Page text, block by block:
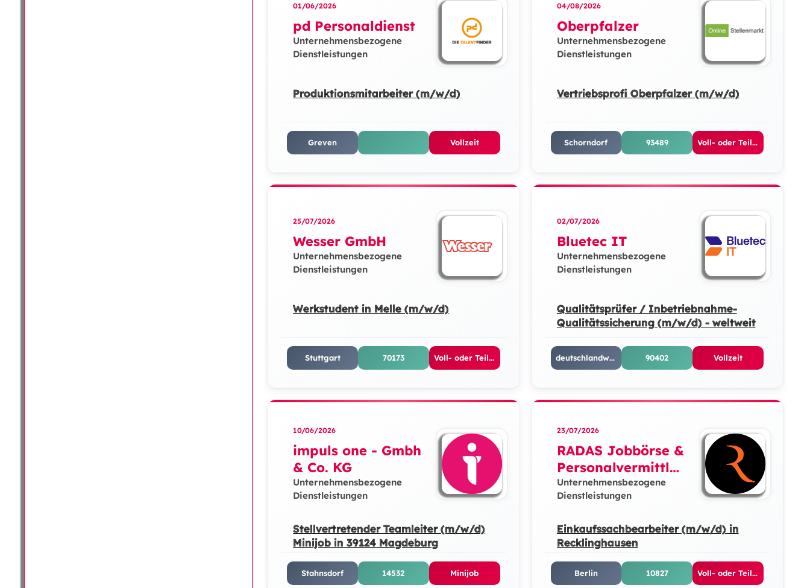
01/06/2026
pd Personaldienst
Unternehmensbezogene
Dienstleistungen
Produktionsmitarbeiter (m/w/d)
Greven Vollzeit
04/08/2026
Oberpfalzer
Unternehmensbezogene
Dienstleistungen
Vertriebsprofi Oberpfalzer (m/w/d)
Schorndorf 93489 Voll- oder Teilzeit
25/07/2026
Wesser GmbH
Unternehmensbezogene
Dienstleistungen
Werkstudent in Melle (m/w/d)
Stuttgart 70173 Voll- oder Teilzeit
02/07/2026
Bluetec IT
Unternehmensbezogene
Dienstleistungen
Qualitätsprüfer / Inbetriebnahme-
Qualitätssicherung (m/w/d) - weltweit
deutschlandweit 90402 Vollzeit
10/06/2026
impuls one - Gmbh
& Co. KG
Unternehmensbezogene
Dienstleistungen
Stellvertretender Teamleiter (m/w/d)
Minijob in 39124 Magdeburg
Stahnsdorf 14532 Minijob
23/07/2026
RADAS Jobbörse &
Personalvermittlun
g GmbH
Unternehmensbezogene
Dienstleistungen
Einkaufssachbearbeiter (m/w/d) in
Recklinghausen
Berlin 10827 Voll- oder Teilzeit